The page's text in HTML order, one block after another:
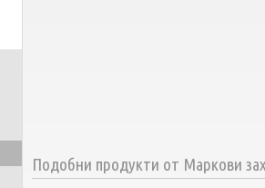
Подобни продукти от Маркови